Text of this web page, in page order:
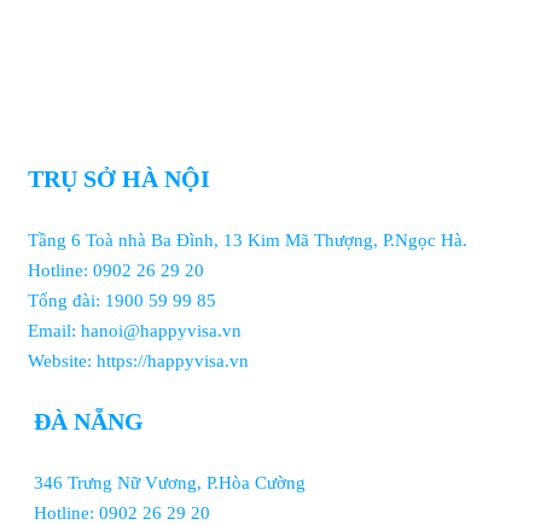
TRỤ SỞ HÀ NỘI
Tầng 6 Toà nhà Ba Đình, 13 Kim Mã Thượng, P.Ngọc Hà.
Hotline: 0902 26 29 20
Tổng đài: 1900 59 99 85
Email: hanoi@happyvisa.vn
Website: https://happyvisa.vn
ĐÀ NẴNG
346 Trưng Nữ Vương, P.Hòa Cường
Hotline: 0902 26 29 20